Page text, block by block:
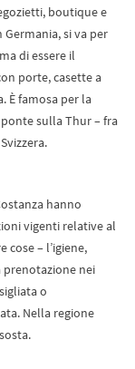
boutique e
si va per
di essere il
porte, casette a
È famosa per la
sulla Thur – fra
hanno
vigenti relative al
cose – l’igiene,
prenotazione nei
o
Nella regione